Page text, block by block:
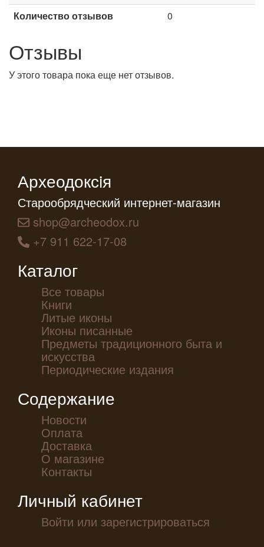
Количество отзывов
0
Отзывы
У этого товара пока еще нет отзывов.
Археодоксiя
Старообрядческий интернет-магазин
shop@archeodox.ru
+7 911 622-17-08
Каталог
Все товары
Книги
Литые иконы
Иконы писанные
Предметы традиционного быта и
искусства
Периодические издания
Содержание
Новости
Оплата
Доставка
О магазине
Контакты
Личный кабинет
Войти или зарегистрироваться